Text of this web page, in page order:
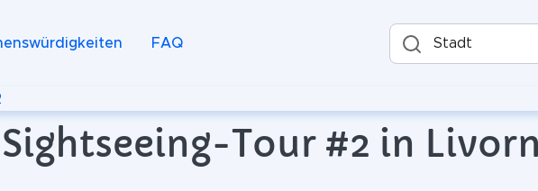
FAQ Stadt
Tour #2 in